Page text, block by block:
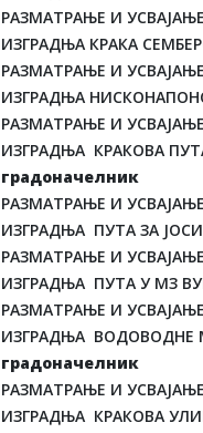
РАЗМАТРАЊЕ И
ИЗГРАДЊА КРАКА
РАЗМАТРАЊЕ И
ИЗГРАДЊА
РАЗМАТРАЊЕ И
ИЗГРАДЊА КРАКОВА
градоначелник
РАЗМАТРАЊЕ И
ИЗГРАДЊА ПУТА ЗА
РАЗМАТРАЊЕ И
ИЗГРАДЊА ПУТА У МЗ
РАЗМАТРАЊЕ И
ИЗГРАДЊА ВОДОВОДНЕ
градоначелник
РАЗМАТРАЊЕ И
ИЗГРАДЊА КРАКОВА